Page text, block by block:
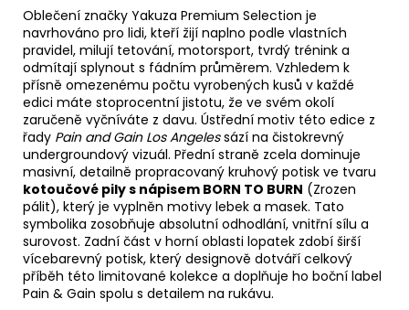
Oblečení značky Yakuza Premium Selection je
navrhováno pro lidi, kteří žijí naplno podle vlastních
pravidel, milují tetování, motorsport, tvrdý trénink a
odmítají splynout s fádním průměrem. Vzhledem k
přísně omezenému počtu vyrobených kusů v každé
edici máte stoprocentní jistotu, že ve svém okolí
zaručeně vyčníváte z davu. Ústřední motiv této edice z
řady Pain and Gain Los Angelessází na čistokrevný
undergroundový vizuál. Přední straně zcela dominuje
masivní, detailně propracovaný kruhový potisk ve tvaru
kotoučové pily s nápisem BORN TO BURN (Zrozen
pálit), který je vyplněn motivy lebek a masek. Tato
symbolika zosobňuje absolutní odhodlání, vnitřní sílu a
surovost. Zadní část v horní oblasti lopatek zdobí širší
vícebarevný potisk, který designově dotváří celkový
příběh této limitované kolekce a doplňuje ho boční label
Pain & Gain spolu s detailem na rukávu.